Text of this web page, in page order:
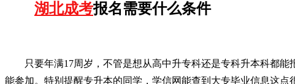
湖北成考报名需要什么条件
只要年满17周岁，不管是想从高中升专科还是专科升本科都
能参加。特别提醒专升本的同学，学信网能查到大专毕业信息这点